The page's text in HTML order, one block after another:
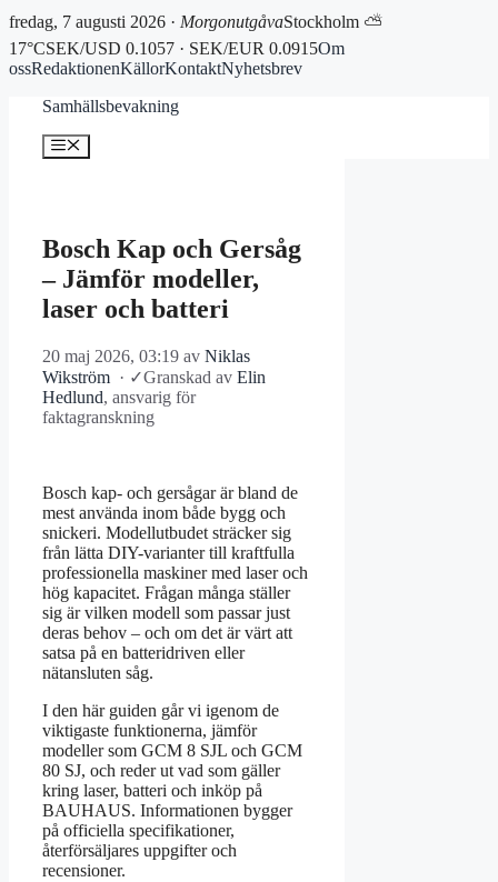
fredag, 7 augusti 2026 · MorgonutgåvaStockholm ⛅
17°CSEK/USD 0.1057 · SEK/EUR 0.0915Om
ossRedaktionenKällorKontaktNyhetsbrev
Samhällsbevakning
Meny
Bosch Kap och Gersåg
– Jämför modeller,
laser och batteri
20 maj 2026, 03:19 av Niklas
Wikström · ✓Granskad av Elin
Hedlund, ansvarig för
faktagranskning
Bosch kap- och gersågar är bland de
mest använda inom både bygg och
snickeri. Modellutbudet sträcker sig
från lätta DIY-varianter till kraftfulla
professionella maskiner med laser och
hög kapacitet. Frågan många ställer
sig är vilken modell som passar just
deras behov – och om det är värt att
satsa på en batteridriven eller
nätansluten såg.
I den här guiden går vi igenom de
viktigaste funktionerna, jämför
modeller som GCM 8 SJL och GCM
80 SJ, och reder ut vad som gäller
kring laser, batteri och inköp på
BAUHAUS. Informationen bygger
på officiella specifikationer,
återförsäljares uppgifter och
recensioner.